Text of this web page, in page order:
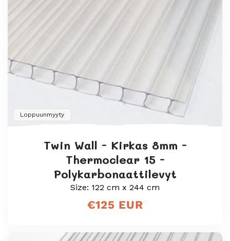
Loppuunmyyty
Twin Wall - Kirkas 8mm -
Thermoclear 15 -
Polykarbonaattilevyt
Size: 122 cm x 244 cm
Normaali
€125 EUR